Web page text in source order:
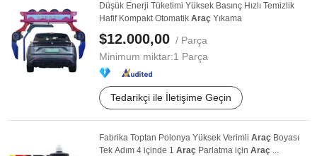
Düşük Enerji Tüketimi Yüksek Basınç Hızlı Temizlik
Hafif Kompakt Otomatik Araç Yıkama
$12.000,00 / Parça
Minimum miktar:1 Parça
Tedarikçi ile İletişime Geçin
Fabrika Toptan Polonya Yüksek Verimli Araç Boyası
Tek Adım 4 içinde 1 Araç Parlatma için Araç ...